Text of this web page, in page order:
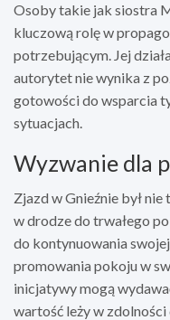
Osoby takie jak siostra
kluczową rolę w
potrzebującym. Jej
autorytet nie wynika z
gotowości do wsparcia
sytuacjach.
Wyzwanie dla
Zjazd w Gnieźnie był
w drodze do trwałego
do kontynuowania
promowania pokoju w
inicjatywy mogą
wartość leży w zdolności